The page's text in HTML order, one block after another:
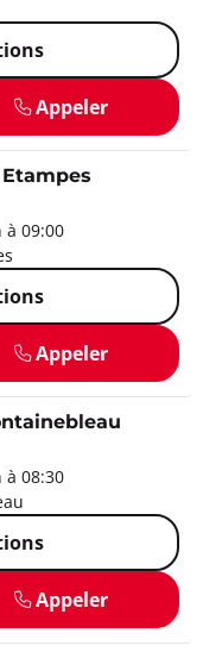
Appeler
à 09:00
Appeler
à 08:30
Appeler